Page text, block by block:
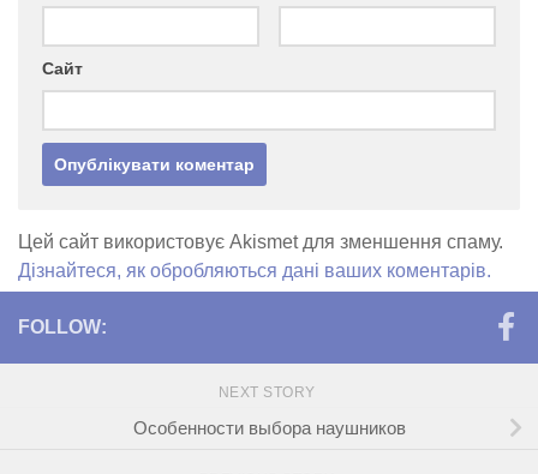
Сайт
Цей сайт використовує Akismet для зменшення спаму.
Дізнайтеся, як обробляються дані ваших коментарів.
FOLLOW:
NEXT STORY
Особенности выбора наушников